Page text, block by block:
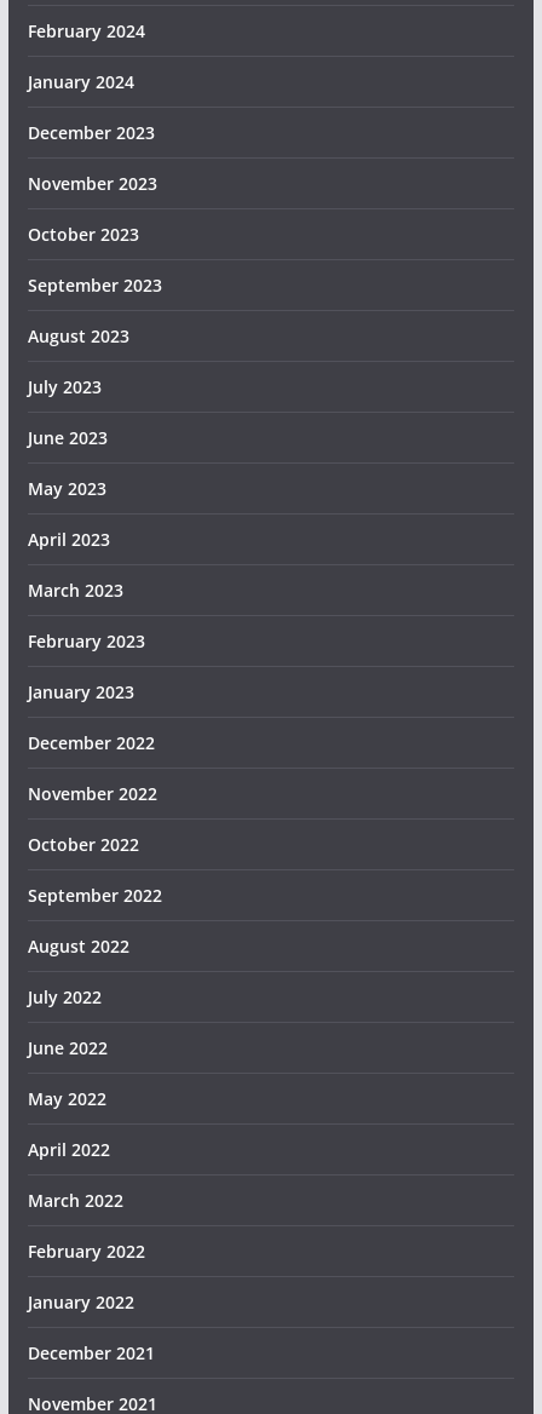
February 2024
January 2024
December 2023
November 2023
October 2023
September 2023
August 2023
July 2023
June 2023
May 2023
April 2023
March 2023
February 2023
January 2023
December 2022
November 2022
October 2022
September 2022
August 2022
July 2022
June 2022
May 2022
April 2022
March 2022
February 2022
January 2022
December 2021
November 2021